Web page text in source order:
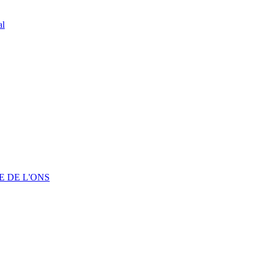
DE L'ONS